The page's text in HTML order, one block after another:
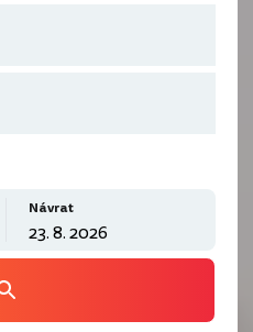
Návrat